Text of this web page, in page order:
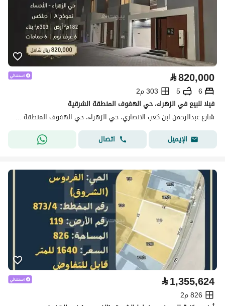
⃁820,000
6
5
303 م2
فيلا للبيع في الزهراء، حي الهفوف المنطقة الشرقية
شارع عبدالرحمن ابن كعب الانصاري، حي الزهراء، حي الهفوف المنطقة الشرقية، الأحساء
الإيميل
اتصال
⃁1,355,624
826 م2